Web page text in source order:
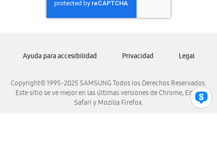
Samsung Nicaragua
Samsung Panamá
Samsung Venezuela
Copyright© 1995-2025 SAMSUNG Todos los Derechos Reservados.
Este sitio se ve mejor en las últimas versiones de Chrome, Edge,
Safari y Mozilla Firefox.
Ayuda para accesibilidad Privacidad Legal